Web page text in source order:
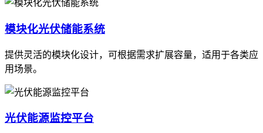
模块化光伏储能系统
提供灵活的模块化设计，可根据需求扩展容量，适用于各类应
用场景。
光伏能源监控平台